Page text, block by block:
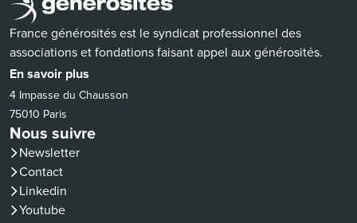
France générosités est le syndicat professionnel des
associations et fondations faisant appel aux générosités.
En savoir plus
4 Impasse du Chausson
75010 Paris
Nous suivre
Newsletter
Contact
Linkedin
(nouvelle fenêtre)
Youtube
(nouvelle fenêtre)